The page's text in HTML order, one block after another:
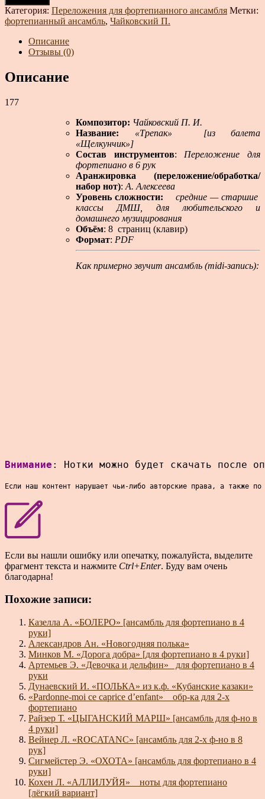
Категория: Переложения для фортепианного ансамбля Метки:
фортепианный ансамбль, Чайковский П.
Описание
Отзывы (0)
Описание
177
Композитор: Чайковский П. И.
Название:
«Трепак» [из балета
«Щелкунчик»]
Состав инструментов: Переложение для
фортепиано в 6 рук
Аранжировка (переложение/обработка/
набор нот): А. Алексеева
Уровень сложности:
средние — старшие
классы ДМШ, для любительского и
домашнего музицирования
Объём: 8 страниц (клавир)
Формат: PDF
Как примерно звучит ансамбль (midi-запись):
Внимание : Нотки можно будет скачать после
Если наш контент нарушает чьи-либо авторские права, а также
Если вы нашли ошибку или опечатку, пожалуйста, выделите
фрагмент текста и нажмите Ctrl+Enter. Буду вам очень
благодарна!
Похожие записи:
Казелла А. «БОЛЕРО» [ансамбль для фортепиано в 4
руки]
Александров Ан. «Новогодняя полька»
Минков М. «Дорога добра» [для фортепиано в 4 руки]
Артемьев Э. «Девочка и дельфин»_ для фортепиано в 4
руки
Дунаевский И. «ПОЛЬКА» из к.ф. «Кубанские казаки»
«Pardonne-moi ce caprice d’enfant» _ обр-ка для 2-х
фортепиано
Райзер Т. «ЦЫГАНСКИЙ МАРШ» [ансамбль для ф-но в
4 руки]
Вейнер Л. «ROCATANC» [ансамбль для 2-х ф-но в 8
рук]
Сигмейстер Э. «ОХОТА» [ансамбль для фортепиано в 4
руки]
Кохен Л. «АЛЛИЛУЙЯ» _ ноты для фортепиано
[лёгкий вариант]